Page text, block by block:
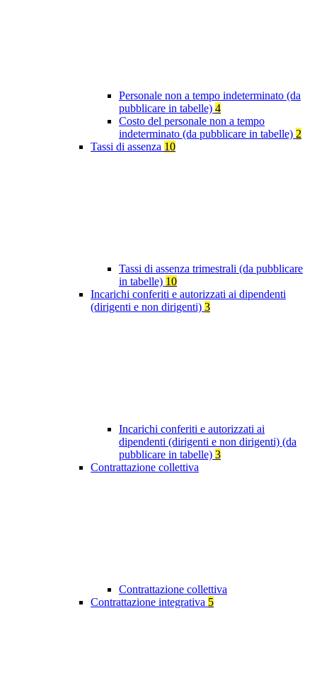
Personale non a tempo indeterminato (da
pubblicare in tabelle) 4
Costo del personale non a tempo
indeterminato (da pubblicare in tabelle) 2
Tassi di assenza 10
Tassi di assenza trimestrali (da pubblicare
in tabelle) 10
Incarichi conferiti e autorizzati ai dipendenti
(dirigenti e non dirigenti) 3
Incarichi conferiti e autorizzati ai
dipendenti (dirigenti e non dirigenti) (da
pubblicare in tabelle) 3
Contrattazione collettiva
Contrattazione collettiva
Contrattazione integrativa 5